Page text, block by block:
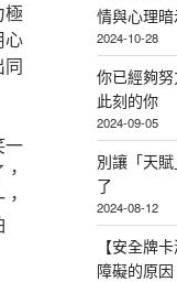
極
心
同
一
情與心理暗
2024-10-28
你已經夠
此刻的你
2024-09-05
別讓「天
了
2024-08-12
【安全牌
障礙的原因